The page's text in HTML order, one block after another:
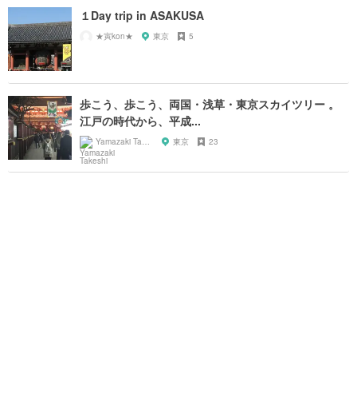
１Day trip in ASAKUSA
★寅kon★ 東京 5
歩こう、歩こう、両国・浅草・東京スカイツリー 。
江戸の時代から、平成...
Yamazaki Takeshi 東京 23